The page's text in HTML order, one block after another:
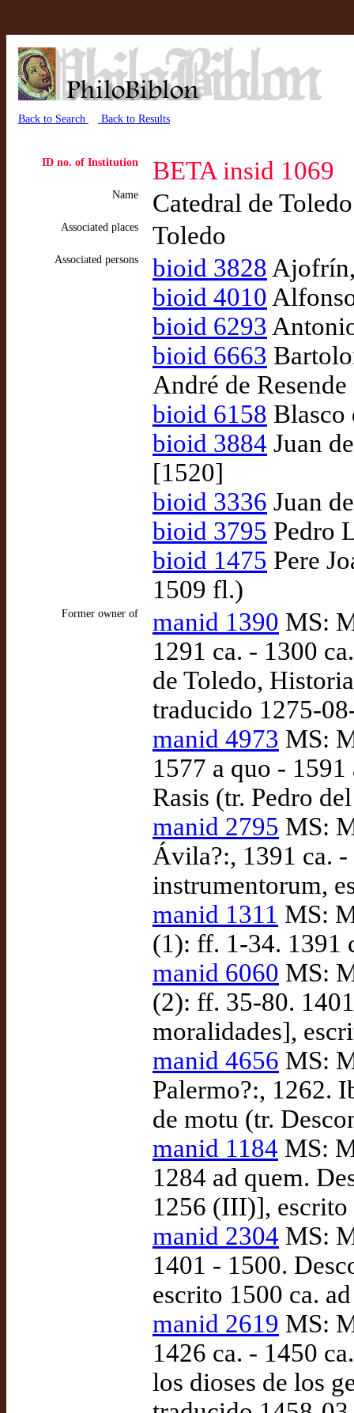
Back to Search Back to Results
ID no. of Institution BETA insid 1069
Name Catedral de Toledo
Associated places Toledo
Associated persons bioid 3828
bioid 4010
bioid 6293
bioid 6663
André de Resende
bioid 6158 Blasco
bioid 3884 Juan
[1520]
bioid 3336 Juan
bioid 3795 Pedro
bioid 1475 Pere
1509 fl.)
Former owner of manid 1390 MS:
1291 ca. - 1300
de Toledo,
traducido 1275-
manid 4973 MS:
1577 a quo -
Rasis (tr. Pedro
manid 2795 MS:
Ávila?:, 1391 ca.
instrumentorum,
manid 1311 MS:
(1): ff. 1-34. 1391
manid 6060 MS:
(2): ff. 35-80.
moralidades],
manid 4656 MS:
Palermo?:, 1262.
de motu (tr.
manid 1184 MS:
1284 ad quem.
1256 (III)], escrito
manid 2304 MS:
1401 - 1500.
escrito 1500 ca.
manid 2619 MS:
1426 ca. - 1450
los dioses de los